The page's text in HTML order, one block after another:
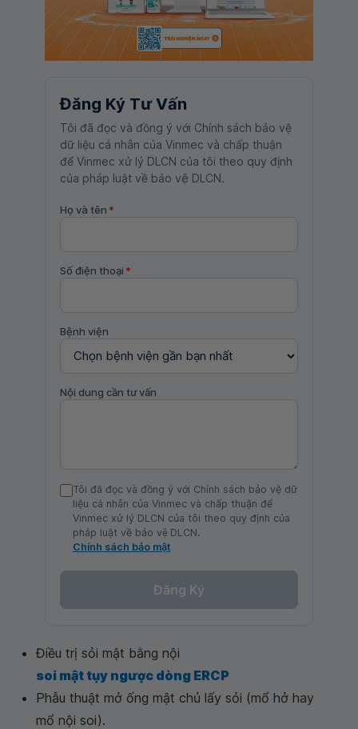
Đăng Ký Tư Vấn
Tôi đã đọc và đồng ý với Chính sách bảo vệ
dữ liệu cá nhân của Vinmec và chấp thuận
để Vinmec xử lý DLCN của tôi theo quy định
của pháp luật về bảo vệ DLCN.
Họ và tên *
Số điện thoại *
Bệnh viện
Nội dung cần tư vấn
Tôi đã đọc và đồng ý với Chính sách bảo vệ dữ
liệu cá nhân của Vinmec và chấp thuận để
Vinmec xử lý DLCN của tôi theo quy định của
pháp luật về bảo vệ DLCN.
Chính sách bảo mật
Đăng Ký
Điều trị sỏi mật bằng nội
soi mật tụy ngược dòng ERCP
Phẫu thuật mở ống mật chủ lấy sỏi (mổ hở hay
mổ nội soi).